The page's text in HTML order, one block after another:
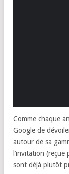
Comme chaque
Google de
autour de sa
l’invitation
sont déjà plutôt